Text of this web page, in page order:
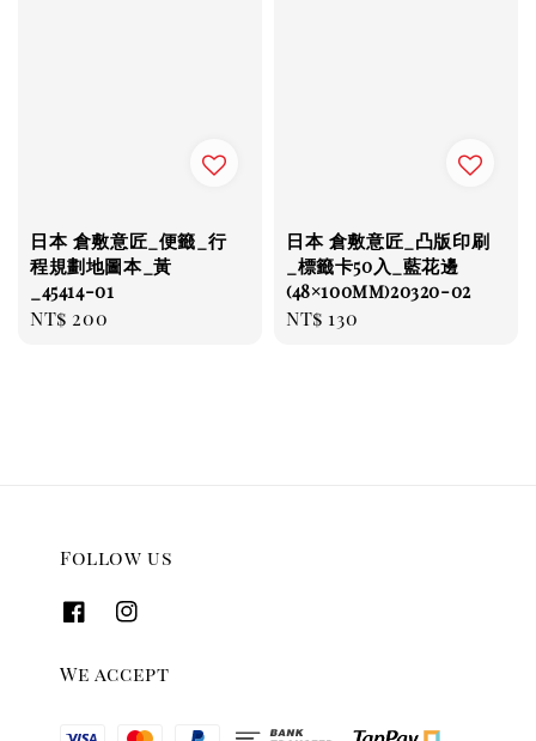
日本 倉敷意匠_便籤_行
程規劃地圖本_黃
_45414-01
Regular
NT$ 200
日本 倉敷意匠_凸版印刷
_標籤卡50入_藍花邊
(48×100mm)20320-02
Regular
NT$ 130
Follow us
We accept